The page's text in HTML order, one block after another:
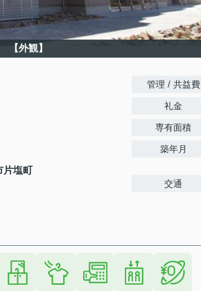
【外観】
片塩町
管理 / 共益費
礼金
専有面積
築年月
交通